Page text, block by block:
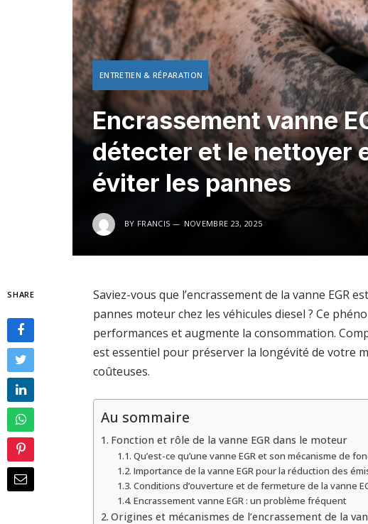
ENTRETIEN & RÉPARATION
Encrassement vanne
détecter et le nettoyer
éviter les pannes
BY FRANCIS NOVEMBRE 23, 2025
SHARE
Saviez-vous que l’encrassement de la vanne EGR
pannes moteur chez les véhicules diesel ? Ce
performances et augmente la consommation.
est essentiel pour préserver la longévité de votre
coûteuses.
Au sommaire
Fonction et rôle de la vanne EGR dans le moteur
Qu’est-ce qu’une vanne EGR et son mécanisme de
Importance de la vanne EGR pour la réduction des
Conditions d’ouverture et de fermeture de la vanne
Encrassement vanne EGR : un problème fréquent
Origines et mécanismes de l’encrassement de la